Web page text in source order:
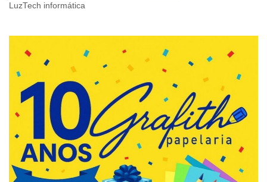
LuzTech informática